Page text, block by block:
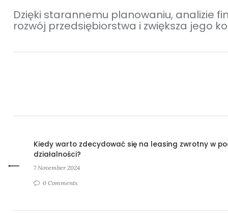
Dzięki starannemu planowaniu, analizie
rozwój przedsiębiorstwa i zwiększa jego
Kiedy warto zdecydować się na leasing zwrotny w
działalności?
7 November 2024
0 Comments